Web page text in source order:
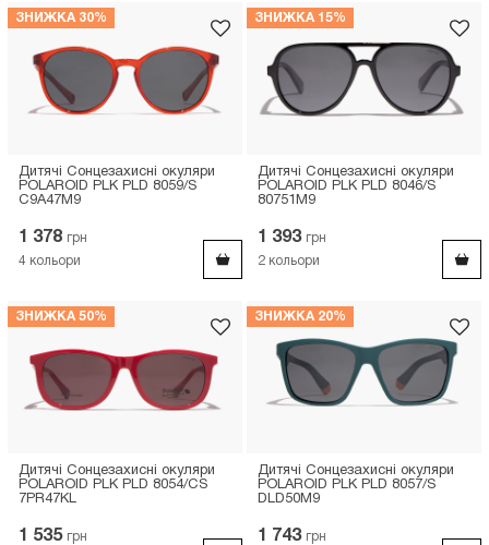
ЗНИЖКА 30%
Дитячі Сонцезахисні окуляри
POLAROID PLK PLD 8059/S
C9A47M9
1 378 грн
4 кольори
ЗНИЖКА 15%
Дитячі Сонцезахисні окуляри
POLAROID PLK PLD 8046/S
80751M9
1 393 грн
2 кольори
ЗНИЖКА 50%
Дитячі Сонцезахисні окуляри
POLAROID PLK PLD 8054/CS
7PR47KL
1 535 грн
ЗНИЖКА 20%
Дитячі Сонцезахисні окуляри
POLAROID PLK PLD 8057/S
DLD50M9
1 743 грн